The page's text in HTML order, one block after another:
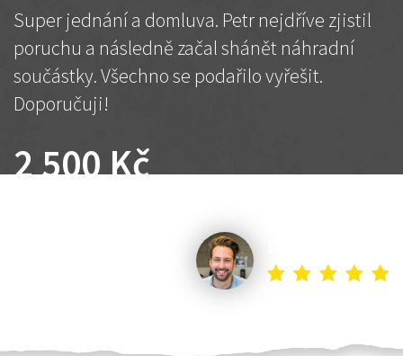
Super jednání a domluva. Petr nejdříve zjistil
poruchu a následně začal shánět náhradní
součástky. Všechno se podařilo vyřešit.
Doporučuji!
2 500 Kč